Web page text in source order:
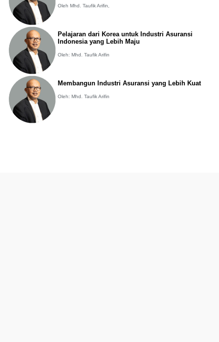
Oleh Mhd. Taufik Arifin,
Pelajaran dari Korea untuk Industri Asuransi
Indonesia yang Lebih Maju
Oleh: Mhd. Taufik Arifin
Membangun Industri Asuransi yang Lebih Kuat
Oleh: Mhd. Taufik Arifin